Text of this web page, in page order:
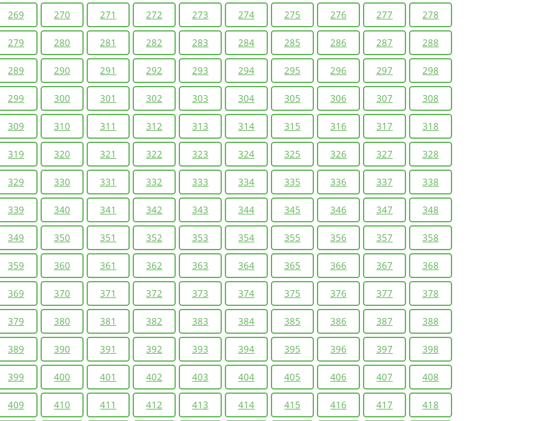
269 270 271 272 273 274 275 276 277 278
279 280 281 282 283 284 285 286 287 288
289 290 291 292 293 294 295 296 297 298
299 300 301 302 303 304 305 306 307 308
309 310 311 312 313 314 315 316 317 318
319 320 321 322 323 324 325 326 327 328
329 330 331 332 333 334 335 336 337 338
339 340 341 342 343 344 345 346 347 348
349 350 351 352 353 354 355 356 357 358
359 360 361 362 363 364 365 366 367 368
369 370 371 372 373 374 375 376 377 378
379 380 381 382 383 384 385 386 387 388
389 390 391 392 393 394 395 396 397 398
399 400 401 402 403 404 405 406 407 408
409 410 411 412 413 414 415 416 417 418